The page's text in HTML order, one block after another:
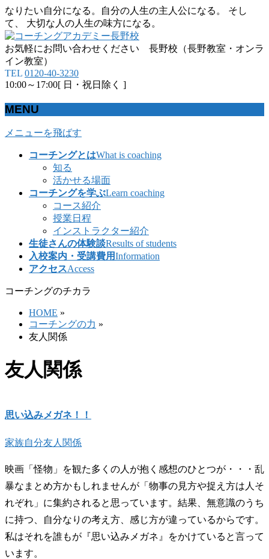
なりたい自分になる。自分の人生の主人公になる。 そし
て、 大切な人の人生の味方になる。
お気軽にお問い合わせください 長野校（長野教室・オンラ
イン教室）
TEL 0120-40-3230
10:00～17:00[ 日・祝日除く ]
MENU
メニューを飛ばす
コーチングとはWhat is coaching
知る
活かせる場面
コーチングを学ぶLearn coaching
コース紹介
授業日程
インストラクター紹介
生徒さんの体験談Results of students
入校案内・受講費用Information
アクセスAccess
コーチングのチカラ
HOME »
コーチングの力 »
友人関係
友人関係
思い込みメガネ！！
家族自分友人関係
映画「怪物」を観た多くの人が抱く感想のひとつが・・・乱
暴なまとめ方かもしれませんが「物事の見方や捉え方は人そ
れぞれ」に集約されると思っています。結果、無意識のうち
に持つ、自分なりの考え方、感じ方が違っているからです。
私はそれを誰もが『思い込みメガネ』をかけていると言って
います。